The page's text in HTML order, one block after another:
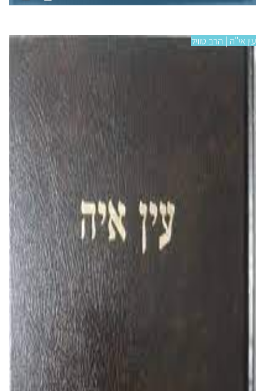
עין אי"ה | הרב טוויל